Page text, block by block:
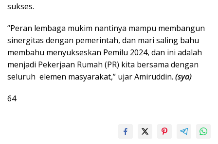
sukses.
“Peran lembaga mukim nantinya mampu membangun
sinergitas dengan pemerintah, dan mari saling bahu
membahu menyukseskan Pemilu 2024, dan ini adalah
menjadi Pekerjaan Rumah (PR) kita bersama dengan
seluruh elemen masyarakat,” ujar Amiruddin. (sya)
64